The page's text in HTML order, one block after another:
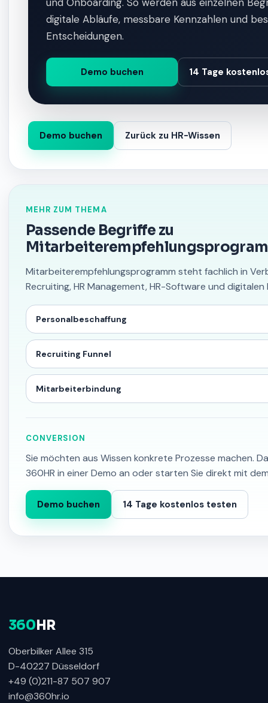
digitale Abläufe, messbare Kennzahlen und
Entscheidungen.
Demo buchen 14 Tage
Demo buchen Zurück zu HR-Wissen
MEHR ZUM THEMA
Passende Begriffe zu
Mitarbeiterempfehlungsprogramm steht fachlich in
Recruiting, HR Management, HR-Software und
Personalbeschaffung
Recruiting Funnel
Mitarbeiterbindung
CONVERSION
Sie möchten aus Wissen konkrete Prozesse machen.
360HR in einer Demo an oder starten Sie direkt mit
Demo buchen 14 Tage kostenlos testen
360 HR
Oberbilker Allee 315
D-40227 Düsseldorf
+49 (0)211-87 507 907
info@360hr.io